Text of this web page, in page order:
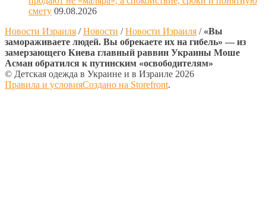
смету 09.08.2026
Новости Израиля /Новости /Новости Израиля / «Вы
замораживаете людей. Вы обрекаете их на гибель» — из
замерзающего Киева главный раввин Украины Моше
Асман обратился к путинским «освободителям»
© Детская одежда в Украине и в Израиле 2026
Правила и условияСоздано на Storefront.